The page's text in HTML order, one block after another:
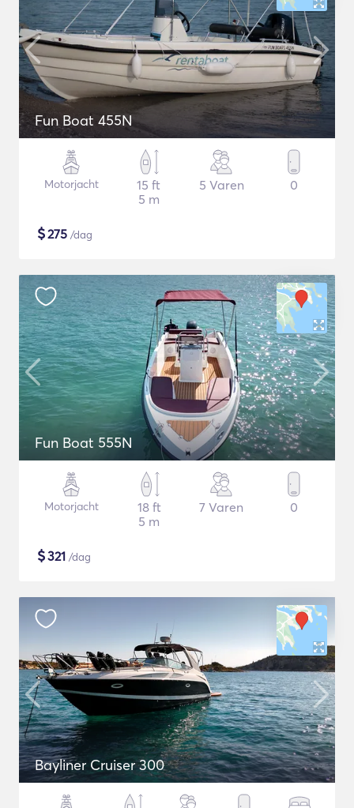
Fun Boat 455N
Motorjacht
15 ft
5 m
5 Varen 0
$275 /dag
Fun Boat 555N
Motorjacht
18 ft
5 m
7 Varen 0
$321 /dag
Bayliner Cruiser 300